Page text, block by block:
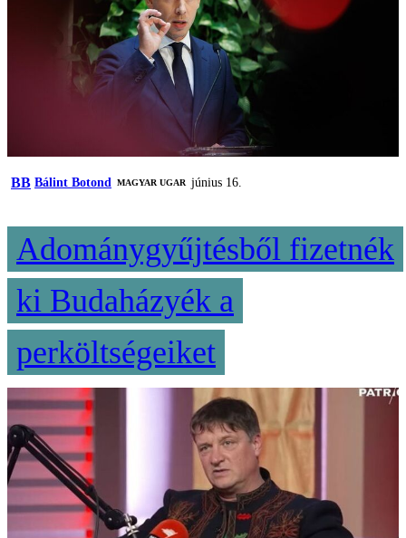
BB Bálint Botond MAGYAR UGAR június 16.
Adománygyűjtésből fizetnék
ki Budaházyék a
perköltségeiket